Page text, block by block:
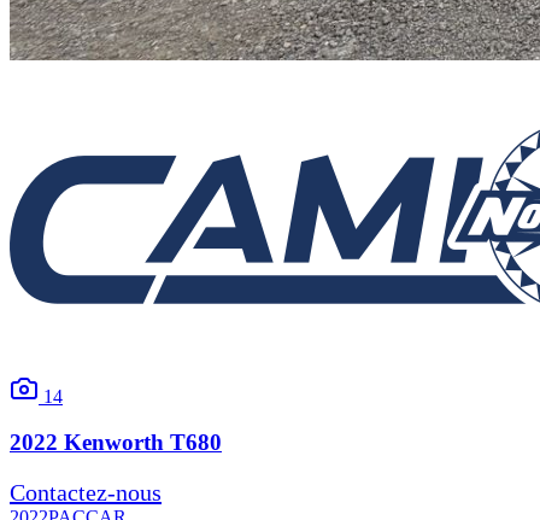
14
2022 Kenworth T680
Contactez-nous